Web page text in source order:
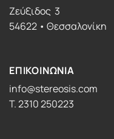
Ζεύξιδος 3
54622 • Θεσσαλονίκη
ΕΠΙΚΟΙΝΩΝΙΑ
info@stereosis.com
T. 2310 250223